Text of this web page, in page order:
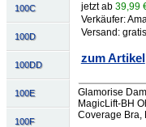
100C
100D
100DD
100E
100F
jetzt ab 39,99
Verkäufer:
Versand: gratis
zum Artikel
Glamorise
MagicLift-BH
Coverage Bra,